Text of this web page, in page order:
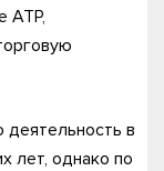
АТР,
в
лет, однако по